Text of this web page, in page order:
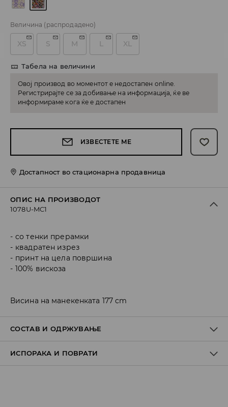
Величина (распродадено)
XS S M L XL
Табела на величини
Овој производ во моментот е недостапен online.
Регистрирајте се за добивање на информација, ќе ве
информираме кога ќе е достапен
ИЗВЕСТЕТЕ МЕ
Достапност во стационарна продавница
ОПИС НА ПРОИЗВОДОТ
1078U-MC1
со тенки прерамки
квадратен изрез
принт на цела површина
100% вискоза
Висина на манекенката 177 cm
СОСТАВ И ОДРЖУВАЊЕ
Материјал I: 100% VISCOSE
ИСПОРАКА И ПОВРАТИ